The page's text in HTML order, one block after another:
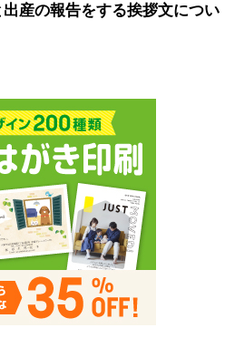
産の報告をする挨拶文につい